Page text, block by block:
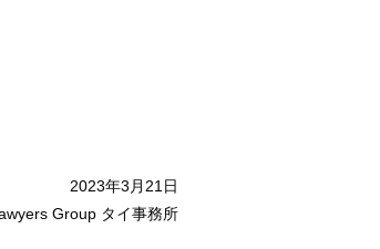
2023年3月21日
Group タイ事務所